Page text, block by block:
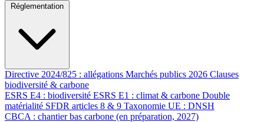
Réglementation
Directive 2024/825 : allégations Marchés publics 2026 Clauses
biodiversité & carbone
ESRS E4 : biodiversité ESRS E1 : climat & carbone Double
matérialité SFDR articles 8 & 9 Taxonomie UE : DNSH
CBCA : chantier bas carbone (en préparation, 2027)